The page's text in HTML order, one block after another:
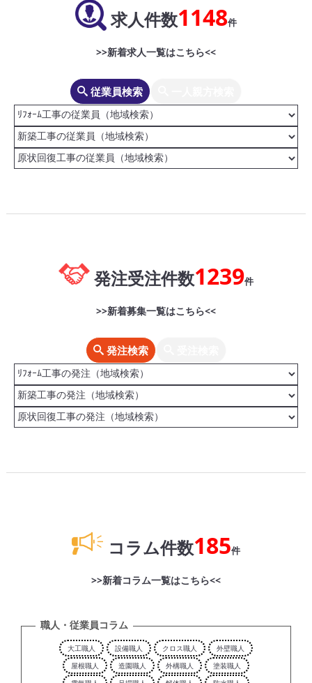
求人件数1148件
>>新着求人一覧はこちら<<
従業員検索
発注受注件数1239件
>>新着募集一覧はこちら<<
発注検索
コラム件数185件
>>新着コラム一覧はこちら<<
職人・従業員コラム
大工職人 設備職人 クロス職人
外壁職人
屋根職人
造園職人 外構職人
塗装職人